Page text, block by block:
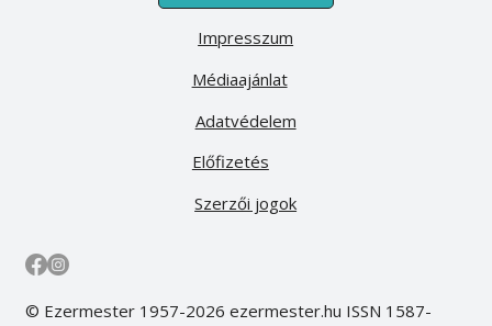
Médiaajánlat
Előfizetés
Impresszum
Adatvédelem
Szerzői jogok
© Ezermester 1957-2026 ezermester.hu ISSN 1587-